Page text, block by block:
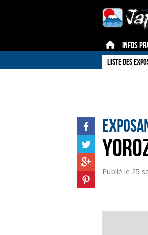
INFOS
LISTE DES
Publié le 25